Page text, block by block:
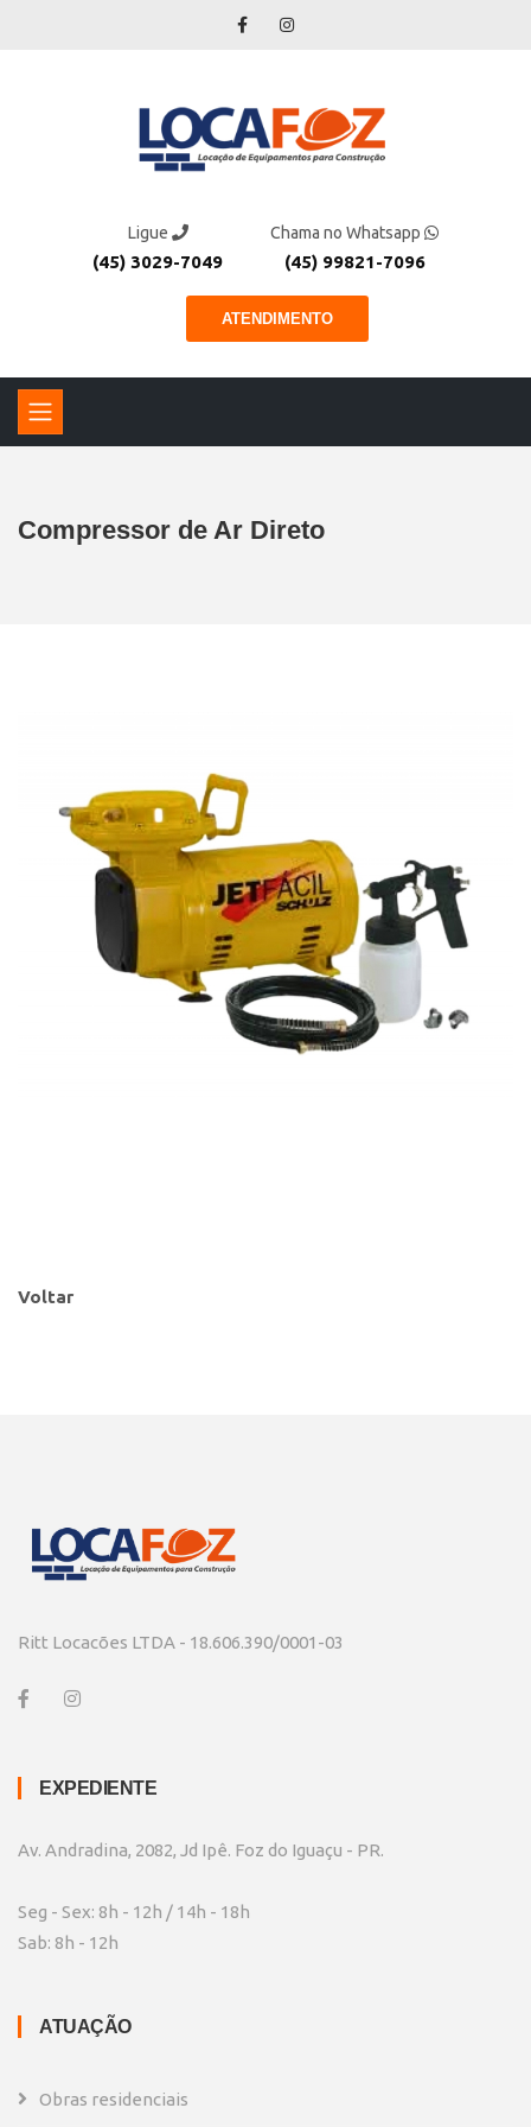
Ligue
(45) 3029-7049
Chama no Whatsapp
(45) 99821-7096
ATENDIMENTO
Compressor de Ar Direto
Voltar
Ritt Locacões LTDA - 18.606.390/0001-03
EXPEDIENTE
Av. Andradina, 2082, Jd Ipê. Foz do Iguaçu - PR.
Seg - Sex: 8h - 12h / 14h - 18h
Sab: 8h - 12h
ATUAÇÃO
Obras residenciais